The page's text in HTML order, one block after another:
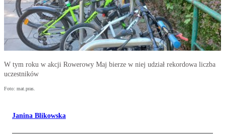
W tym roku w akcji Rowerowy Maj bierze w niej udział rekordowa liczba
uczestników
Foto: mat.pras.
Janina Blikowska